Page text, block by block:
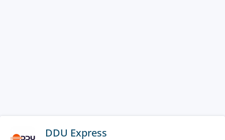
DDU Express